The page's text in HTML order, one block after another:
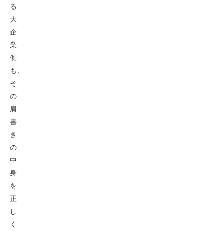
る
大
企
業
側
も、
そ
の
肩
書
き
の
中
身
を
正
し
く